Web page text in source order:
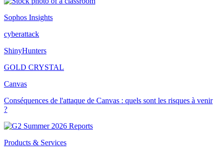
Sophos Insights
cyberattack
ShinyHunters
GOLD CRYSTAL
Canvas
Conséquences de l'attaque de Canvas : quels sont les risques à venir
?
Products & Services